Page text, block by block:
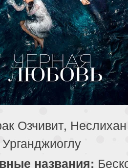
серия 185 серия
серия 189 серия
серия 193 серия
серия 197 серия
серия 201 серия
серия 205 серия
серия 209 серия
Озчивит,
названия: